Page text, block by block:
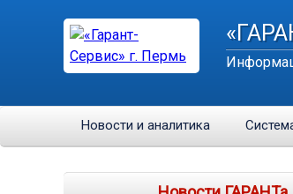
Новости и аналитика